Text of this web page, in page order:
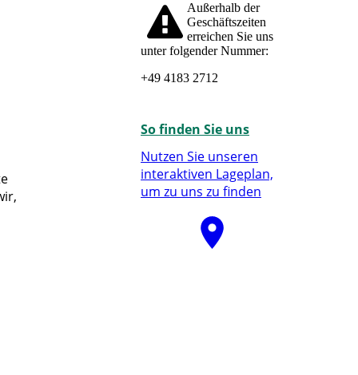
Außerhalb der
Geschäftszeiten
erreichen Sie uns
unter folgender Nummer:
+49 4183 2712
So finden Sie uns
Nutzen Sie unseren
interaktiven La­ge­plan,
um zu uns zu finden